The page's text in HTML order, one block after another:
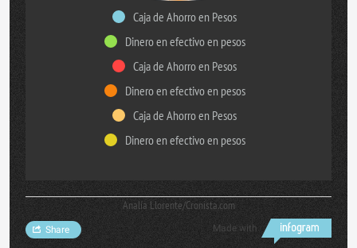
Caja de Ahorro en Pesos
Dinero en efectivo en pesos
Caja de Ahorro en Pesos
Dinero en efectivo en pesos
Caja de Ahorro en Pesos
Dinero en efectivo en pesos
Analía Llorente/Cronista.com
Made with
Share